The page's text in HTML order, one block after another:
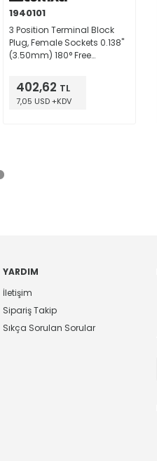
1940101
3 Position Terminal Block
Plug, Female Sockets 0.138"
(3.50mm) 180° Free
402,62 TL
7,05 USD +KDV
YARDIM
İletişim
Sipariş Takip
Sıkça Sorulan Sorular